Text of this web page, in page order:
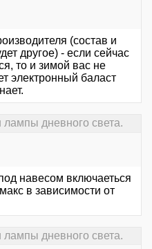
(состав и
другое) - если сейчас
то и зимой вас не
электронный баласт
лампы дневного света.
навесом включаеться
в зависимости от
лампы дневного света.